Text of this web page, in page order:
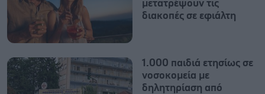
μετατρέψουν τις
διακοπές σε εφιάλτη
1.000 παιδιά ετησίως σε
νοσοκομεία με
δηλητηρίαση από